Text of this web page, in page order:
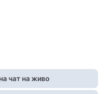
чат на живо